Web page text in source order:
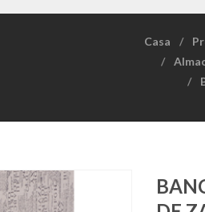
Casa